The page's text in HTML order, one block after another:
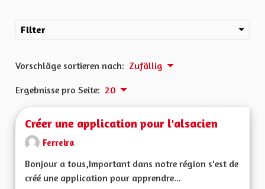
Filter
Vorschläge sortieren nach: Zufällig
Ergebnisse pro Seite: 20
Créer une application pour l'alsacien
Ferreira
Bonjour a tous,Important dans notre région s'est de
créé une application pour apprendre...